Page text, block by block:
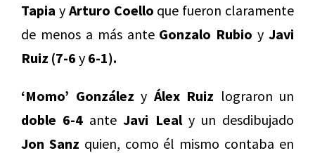
Tapia y Arturo Coello que fueron claramente
de menos a más ante Gonzalo Rubio y Javi
Ruiz (7-6 y 6-1).
‘Momo’ González y Álex Ruiz lograron un
doble 6-4 anteJavi Lealy un desdibujado
Jon Sanz quien, como él mismo contaba en